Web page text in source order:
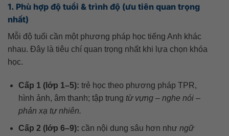
1. Phù hợp độ tuổi & trình độ (ưu tiên quan trọng
nhất)
Mỗi độ tuổi cần một phương pháp học tiếng Anh khác
nhau. Đây là tiêu chí quan trọng nhất khi lựa chọn khóa
học.
Cấp 1 (lớp 1–5): trẻ học theo phương pháp TPR,
hình ảnh, âm thanh; tập trung từ vựng – nghe nói –
phản xạ tự nhiên.
Cấp 2 (lớp 6–9): cần nội dung sâu hơn như ngữ